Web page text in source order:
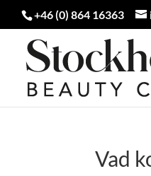
+46 (0) 864 16363
Vad